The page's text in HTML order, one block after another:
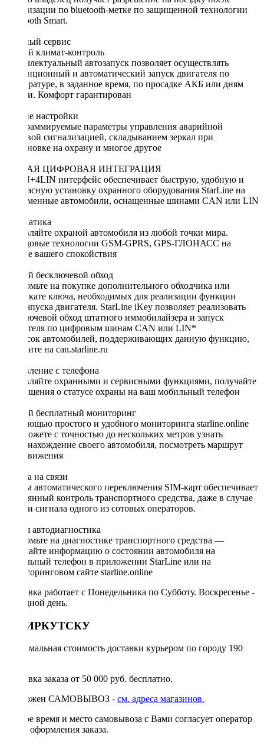
авторизации по bluetooth-метке по защищенной технологии
Bluetooth Smart.
Удобный сервис
Умный климат-контроль
Интеллектуальный автозапуск позволяет осуществлять
дистанционный и автоматический запуск двигателя по
температуре, в заданное время, по просадке АКБ или дням
недели. Комфорт гарантирован
Гибкие настройки
Программируемые параметры управления аварийной
световой сигнализацией, складыванием зеркал при
постановке на охрану и многое другое
УМНАЯ ЦИФРОВАЯ ИНТЕГРАЦИЯ
2CAN+4LIN интерфейс обеспечивает быструю, удобную и
безопасную установку охранного оборудования StarLine на
современные автомобили, оснащенные шинами CAN или LIN
Телематика
Управляйте охраной автомобиля из любой точки мира.
Передовые технологии GSM-GPRS, GPS-ГЛОНАСС на
страже вашего спокойствия
Умный бесключевой обход
Экономьте на покупке дополнительного обходчика или
дубликате ключа, необходимых для реализации функции
автозапуска двигателя. StarLine iKey позволяет реализовать
бесключевой обход штатного иммобилайзера и запуск
двигателя по цифровым шинам CAN или LIN*
*Список автомобилей, поддерживающих данную функцию,
смотрите на can.starline.ru
Управление с телефона
Управляйте охранными и сервисными функциями, получайте
оповещения о статусе охраны на ваш мобильный телефон
Умный бесплатный мониторинг
С помощью простого и удобного мониторинга starline.online
вы сможете с точностью до нескольких метров узнать
местонахождение своего автомобиля, посмотреть маршрут
передвижения
Всегда на связи
Режим автоматического переключения SIM-карт обеспечивает
постоянный контроль транспортного средства, даже в случае
потери сигнала одного из сотовых операторов.
Умная автодиагностика
Экономьте на диагностике транспортного средства —
получайте информацию о состоянии автомобиля на
мобильный телефон в приложении StarLine или на
мониторинговом сайте starline.online
Доставка работает с Понедельника по Субботу. Воскресенье -
выходной день.
ПО ИРКУТСКУ
Минимальная стоимость доставки курьером по городу 190
Доставка заказа от 50 000 руб. бесплатно.
Возможен САМОВЫВОЗ - см. адреса магазинов.
Точное время и место самовывоза с Вами согласует оператор
после оформления заказа.